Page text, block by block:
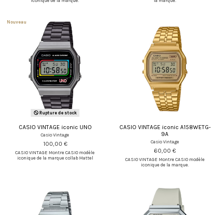
Nouveau
Rupture de stock
CASIO VINTAGE iconic UNO
Casio Vintage
100,00 €
CASIO VINTAGE Montre CASIO modèle
iconique de la marque collab Mattel
CASIO VINTAGE iconic A158WETG-
9A
Casio Vintage
60,00 €
CASIO VINTAGE Montre CASIO modèle
iconique de la marque.